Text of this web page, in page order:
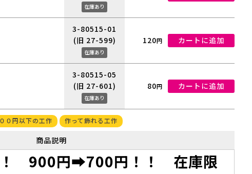
在庫あり
3-80515-01
(旧 27-599)
在庫あり
120円 カートに追加
3-80515-05
(旧 27-601)
在庫あり
80円 カートに追加
０円以下の工作 作って飾れる工作
商品説明
！ 900円➡700円！！ 在庫限